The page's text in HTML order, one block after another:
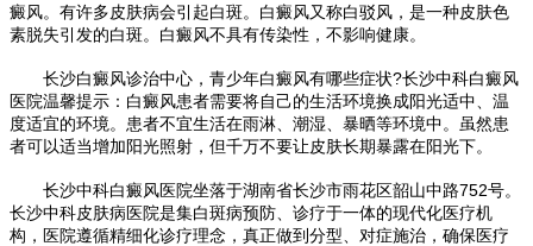
癜风。有许多皮肤病会引起白斑。白癜风又称白驳风，是一种皮肤色
素脱失引发的白斑。白癜风不具有传染性，不影响健康。
长沙白癜风诊治中心，青少年白癜风有哪些症状?长沙中科白癜风
医院温馨提示：白癜风患者需要将自己的生活环境换成阳光适中、温
度适宜的环境。患者不宜生活在雨淋、潮湿、暴晒等环境中。虽然患
者可以适当增加阳光照射，但千万不要让皮肤长期暴露在阳光下。
长沙中科白癜风医院坐落于湖南省长沙市雨花区韶山中路752号。
长沙中科皮肤病医院是集白斑病预防、诊疗于一体的现代化医疗机
构，医院遵循精细化诊疗理念，真正做到分型、对症施治，确保医疗